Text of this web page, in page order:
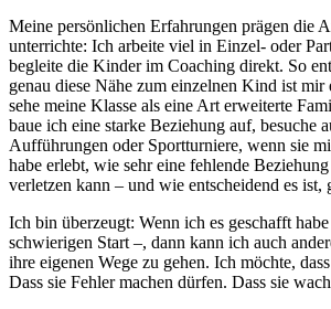
Meine persönlichen Erfahrungen prägen die
unterrichte: Ich arbeite viel in Einzel- oder
begleite die Kinder im Coaching direkt. So
genau diese Nähe zum einzelnen Kind ist
sehe meine Klasse als eine Art erweiterte
baue ich eine starke Beziehung auf, besuche
Aufführungen oder Sportturniere, wenn sie
habe erlebt, wie sehr eine fehlende
verletzen kann – und wie entscheidend es ist,
Ich bin überzeugt: Wenn ich es geschafft
schwierigen Start –, dann kann ich auch
ihre eigenen Wege zu gehen. Ich möchte,
Dass sie Fehler machen dürfen. Dass sie